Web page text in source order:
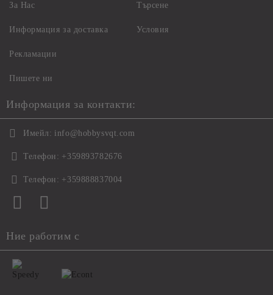
За Нас
Информация за доставка
Рекламации
Пишете ни
Търсене
Условия
Информация за контакти:
Имейл: info@hobbysvqt.com
Телефон: +359893782676
Телефон: +359888837004
Ние работим с